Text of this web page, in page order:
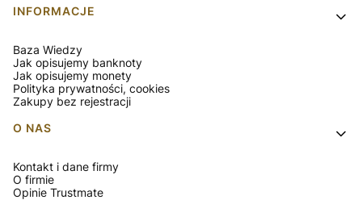
INFORMACJE
Baza Wiedzy
Jak opisujemy banknoty
Jak opisujemy monety
Polityka prywatności, cookies
Zakupy bez rejestracji
O NAS
Kontakt i dane firmy
O firmie
Opinie Trustmate